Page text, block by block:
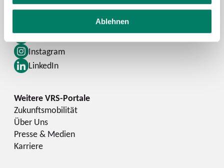
Ablehnen
YouTube
Instagram
LinkedIn
Zukunftsmobilität
Über Uns
Presse & Medien
Karriere